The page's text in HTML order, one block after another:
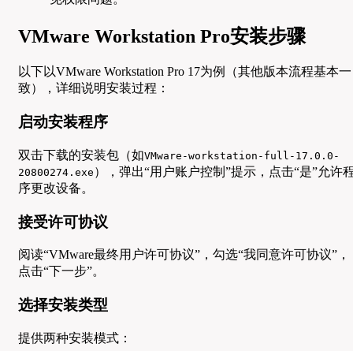
VMware Workstation Pro安装步骤
以下以VMware Workstation Pro 17为例（其他版本流程基本一
致），详细说明安装过程：
启动安装程序
双击下载的安装包（如VMware-workstation-full-17.0.0-
20800274.exe ），弹出“用户账户控制”提示，点击“是”允许
序更改设备。
接受许可协议
阅读“VMware最终用户许可协议”，勾选“我同意许可协议”，
点击“下一步”。
选择安装类型
提供两种安装模式：